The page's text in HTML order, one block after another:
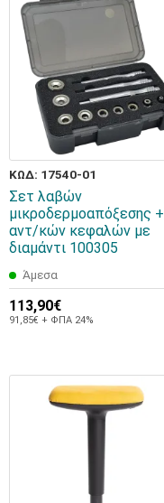
ΚΩΔ: 17540-01
Σετ λαβών
μικροδερμοαπόξεσης +
αντ/κών κεφαλών με
διαμάντι 100305
Άμεσα
113,90€
91,85€ + ΦΠΑ 24%